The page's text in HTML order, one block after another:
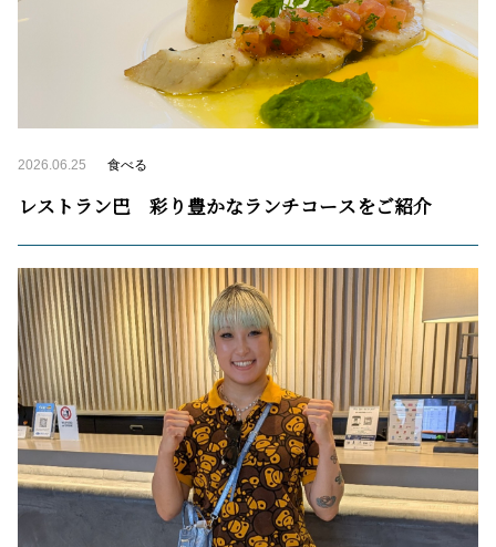
2026.06.25 食べる
レストラン巴 彩り豊かなランチコースをご紹介